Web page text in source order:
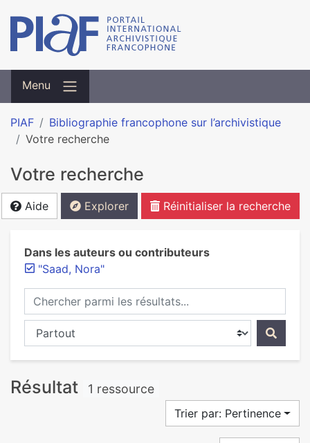
Menu
PIAF
Bibliographie francophone sur l’archivistique
Votre recherche
Votre recherche
Aide Explorer Réinitialiser la recherche
Dans les auteurs ou contributeurs
"Saad, Nora"
Chercher parmi les résultats...
Chercher dans...
Résultat 1 ressource
Trier par: Pertinence